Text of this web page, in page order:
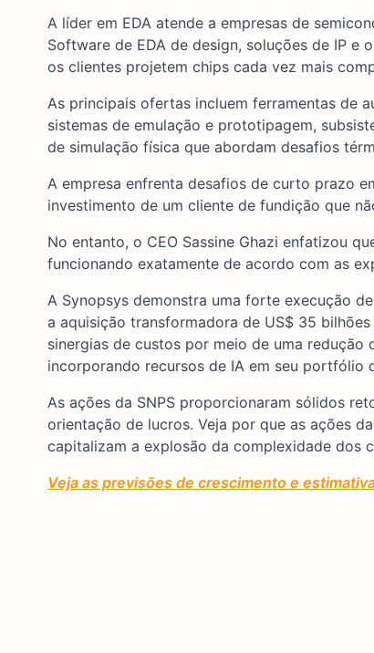
A líder em EDA atende a empresas de
Software de EDA de design, soluções de IP e
os clientes projetem chips cada vez mais
As principais ofertas incluem ferramentas de
sistemas de emulação e prototipagem,
de simulação física que abordam desafios
A empresa enfrenta desafios de curto prazo
investimento de um cliente de fundição que
No entanto, o CEO Sassine Ghazi enfatizou
funcionando exatamente de acordo com as
A Synopsys demonstra uma forte execução
a aquisição transformadora de US$ 35
sinergias de custos por meio de uma
incorporando recursos de IA em seu
As ações da SNPS proporcionaram sólidos
orientação de lucros. Veja por que as ações
capitalizam a explosão da complexidade dos
Veja as previsões de crescimento e